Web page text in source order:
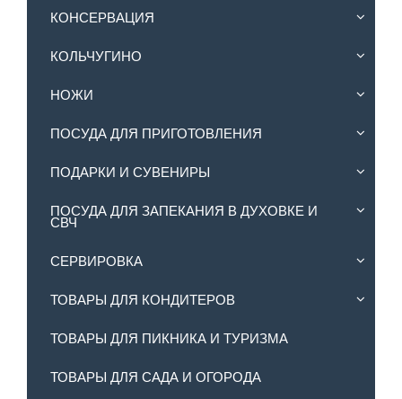
КОНСЕРВАЦИЯ
КОЛЬЧУГИНО
НОЖИ
ПОСУДА ДЛЯ ПРИГОТОВЛЕНИЯ
ПОДАРКИ И СУВЕНИРЫ
ПОСУДА ДЛЯ ЗАПЕКАНИЯ В ДУХОВКЕ И
СВЧ
СЕРВИРОВКА
ТОВАРЫ ДЛЯ КОНДИТЕРОВ
ТОВАРЫ ДЛЯ ПИКНИКА И ТУРИЗМА
ТОВАРЫ ДЛЯ САДА И ОГОРОДА